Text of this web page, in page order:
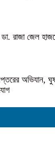
ডা. রাজা জেল
অভিযান,